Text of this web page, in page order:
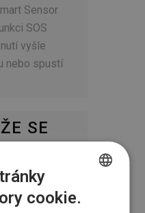
Sensor
SOS
vyšle
nebo spustí
SE
a malé
chytré
CZECH
cookie.